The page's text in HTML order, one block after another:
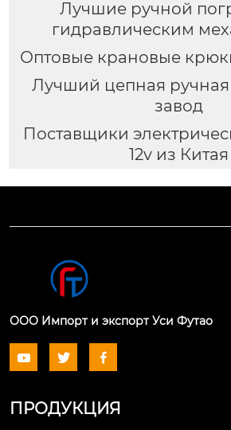
Лучшие ручной
гидравлическим
Оптовые крановые
Лучший цепная ручная
завод
Поставщики
12v из Китая
ООО Импорт и экспорт Уси Футао
  
ПРОДУКЦИЯ